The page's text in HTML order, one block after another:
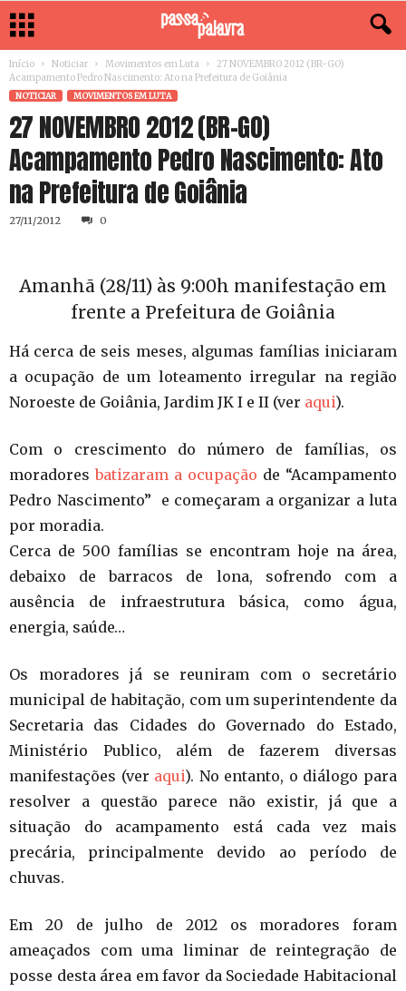
Início Noticiar Movimentos em Luta
27 NOVEMBRO 2012 (BR-GO)
Acampamento Pedro Nascimento: Ato na Prefeitura de Goiânia
NOTICIAR MOVIMENTOS EM LUTA
27 NOVEMBRO 2012 (BR-GO)
Acampamento Pedro Nascimento: Ato
na Prefeitura de Goiânia
27/11/2012 0
Amanhã (28/11) às 9:00h manifestação em
frente a Prefeitura de Goiânia
Há cerca de seis meses, algumas famílias iniciaram
a ocupação de um loteamento irregular na região
Noroeste de Goiânia, Jardim JK I e II (ver aqui).
Com o crescimento do número de famílias, os
moradoresbatizaram a ocupação de “Acampamento
Pedro Nascimento” e começaram a organizar a luta
por moradia.
Cerca de 500 famílias se encontram hoje na área,
debaixo de barracos de lona, sofrendo com a
ausência de infraestrutura básica, como água,
energia, saúde…
Os moradores já se reuniram com o secretário
municipal de habitação, com um superintendente da
Secretaria das Cidades do Governado do Estado,
Ministério Publico, além de fazerem diversas
manifestações (ver aqui). No entanto, o diálogo para
resolver a questão parece não existir, já que a
situação do acampamento está cada vez mais
precária, principalmente devido ao período de
chuvas.
Em 20 de julho de 2012 os moradores foram
ameaçados com uma liminar de reintegração de
posse desta área em favor da Sociedade Habitacional